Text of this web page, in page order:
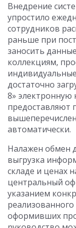
Внедрение
упростило
сотрудников
раньше при
заносить
коллекциям,
достаточно
8»
предоставляют
автоматически.
Налажен обмен
выгрузка
складе и ценах
центральный
указанием
оформивших